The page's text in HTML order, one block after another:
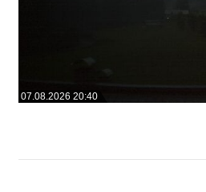
07.08.2026 20:40